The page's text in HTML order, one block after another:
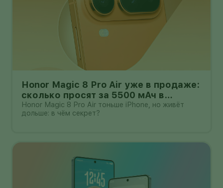
Honor Magic 8 Pro Air уже в продаже:
сколько просят за 5500 мАч в
корпусе толщиной всего 6,1 мм?
Honor Magic 8 Pro Air тоньше iPhone, но живёт
дольше: в чём секрет?